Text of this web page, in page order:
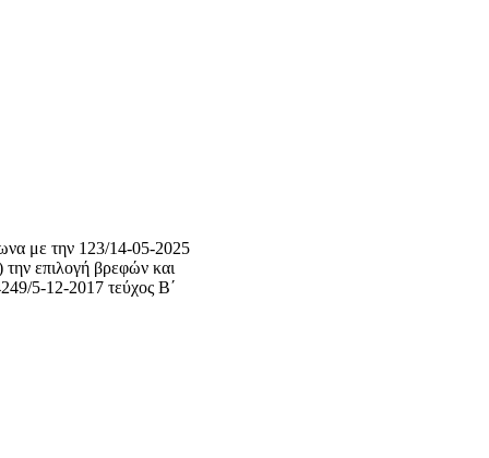
με την 123/14-05-2025
επιλογή βρεφών και
5-12-2017 τεύχος Β΄